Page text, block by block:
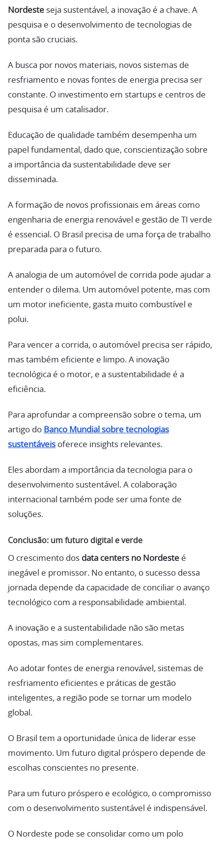
Nordeste seja sustentável, a inovação é a chave. A
pesquisa e o desenvolvimento de tecnologias de
ponta são cruciais.
A busca por novos materiais, novos sistemas de
resfriamento e novas fontes de energia precisa ser
constante. O investimento em startups e centros de
pesquisa é um catalisador.
Educação de qualidade também desempenha um
papel fundamental, dado que, conscientização sobre
a importância da sustentabilidade deve ser
disseminada.
A formação de novos profissionais em áreas como
engenharia de energia renovável e gestão de TI verde
é essencial. O Brasil precisa de uma força de trabalho
preparada para o futuro.
A analogia de um automóvel de corrida pode ajudar a
entender o dilema. Um automóvel potente, mas com
um motor ineficiente, gasta muito combustível e
polui.
Para vencer a corrida, o automóvel precisa ser rápido,
mas também eficiente e limpo. A inovação
tecnológica é o motor, e a sustentabilidade é a
eficiência.
Para aprofundar a compreensão sobre o tema, um
artigo do Banco Mundial sobre tecnologias
sustentáveis oferece insights relevantes.
Eles abordam a importância da tecnologia para o
desenvolvimento sustentável. A colaboração
internacional também pode ser uma fonte de
soluções.
Conclusão: um futuro digital e verde
O crescimento dos data centers no Nordeste é
inegável e promissor. No entanto, o sucesso dessa
jornada depende da capacidade de conciliar o avanço
tecnológico com a responsabilidade ambiental.
A inovação e a sustentabilidade não são metas
opostas, mas sim complementares.
Ao adotar fontes de energia renovável, sistemas de
resfriamento eficientes e práticas de gestão
inteligentes, a região pode se tornar um modelo
global.
O Brasil tem a oportunidade única de liderar esse
movimento. Um futuro digital próspero depende de
escolhas conscientes no presente.
Para um futuro próspero e ecológico, o compromisso
com o desenvolvimento sustentável é indispensável.
O Nordeste pode se consolidar como um polo